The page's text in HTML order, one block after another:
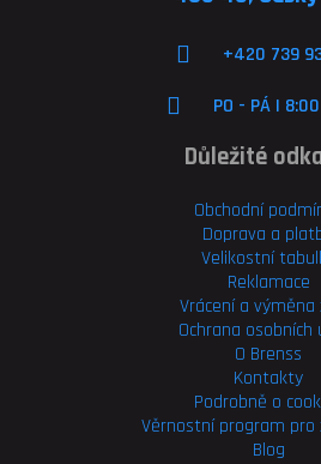
+420 739
PO - PÁ |
Důležité
Obchodní
Doprava a
Velikostní
Reklamace
Vrácení a výměna
Ochrana osobních
O Brenss
Kontakty
Podrobně o
Věrnostní program pro
Blog